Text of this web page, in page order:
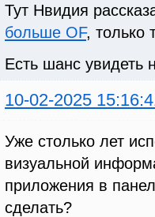
Тут Нвидия
больше OF, только
Есть шанс увидеть
10-02-2025
Уже столько лет
визуальной
приложения в
сделать?